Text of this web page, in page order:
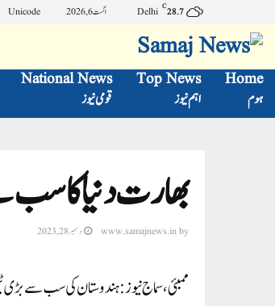
28.7
C
Delhi اگست 6, 2026 Unicode
Home
ہوم
Top News
اہم نیوز
National News
قومی نیوز
بھارت دنیا کا سب
by
www.samajnews.in دسمبر 28, 2023
ممبئی،سماج نیوز:ہندوستان کی سب سے بڑی